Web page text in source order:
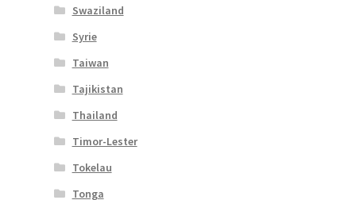
Swaziland
Syrie
Taiwan
Tajikistan
Thailand
Timor-Lester
Tokelau
Tonga